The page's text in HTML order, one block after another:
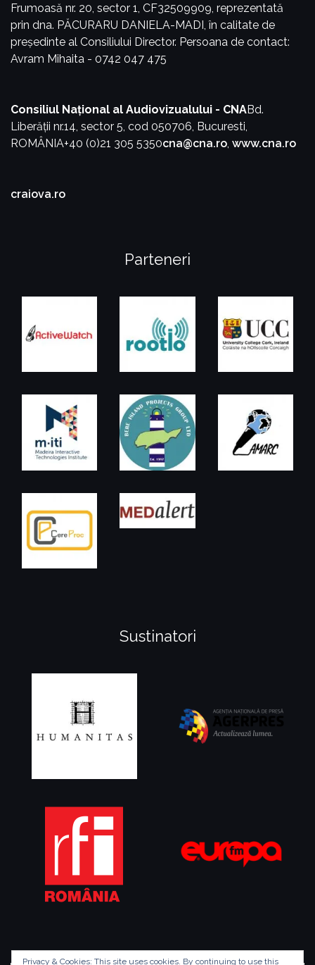
Frumoasă nr. 20, sector 1, CF32509909, reprezentată
prin dna. PĂCURARU DANIELA-MADI, în calitate de
președinte al Consiliului Director. Persoana de contact:
Avram Mihaita - 0742 047 475
Consiliul Național al Audiovizualului - CNABd.
Liberății nr.14, sector 5, cod 050706, Bucuresti,
ROMÂNIA+40 (0)21 305 5350cna@cna.ro, www.cna.ro
craiova.ro
Parteneri
Sustinatori
Privacy & Cookies: This site uses cookies. By continuing to use this